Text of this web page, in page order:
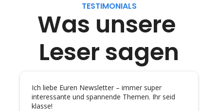
TESTIMONIALS
Was unsere
Leser sagen
Ich liebe Euren Newsletter – immer super
interessante und spannende Themen. Ihr seid
klasse!